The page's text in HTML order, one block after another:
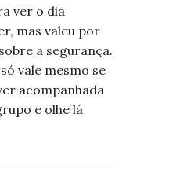
ver o dia
mas valeu por
a segurança.
vale mesmo se
acompanhada
e olhe lá